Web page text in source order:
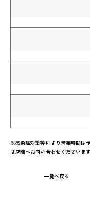
※感染症対策等により営業時間は
は店舗へお問い合わせくださいま
一覧へ戻る